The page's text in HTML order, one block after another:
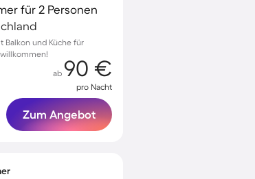
für 2 Personen
Balkon und Küche für
ab 90 €
pro Nacht
Zum Angebot